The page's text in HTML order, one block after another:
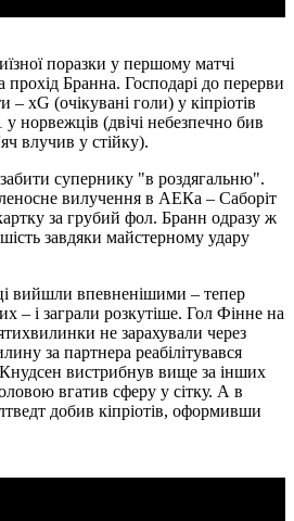
поразки у першому матчі
прохід Бранна. Господарі до перерви
хG (очікувані голи) у кіпріотів
норвежців (двічі небезпечно бив
влучив у стійку).
супернику "в роздягальню".
вилучення в АЕКа – Саборіт
за грубий фол. Бранн одразу ж
завдяки майстерному удару
вийшли впевненішими – тепер
– і заграли розкутіше. Гол Фінне на
не зарахували через
за партнера реабілітувався
вистрибнув вище за інших
вгатив сферу у сітку. А в
добив кіпріотів, оформивши